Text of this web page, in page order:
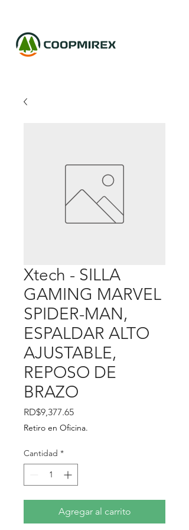
Xtech - SILLA
GAMING MARVEL
SPIDER-MAN,
ESPALDAR ALTO
AJUSTABLE,
REPOSO DE
BRAZO
RD$9,377.65Precio
Retiro en Oficina.
Cantidad *
Agregar al carrito